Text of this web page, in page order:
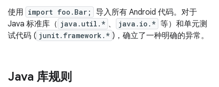
使用 import foo.Bar;
导入所有 Android 代码。对于
Java 标准库（ java.util.* 、 java.io.* 等）和单元测
试代码 ( junit.framework.* )，确立了一种明确的异常。
Java 库规则